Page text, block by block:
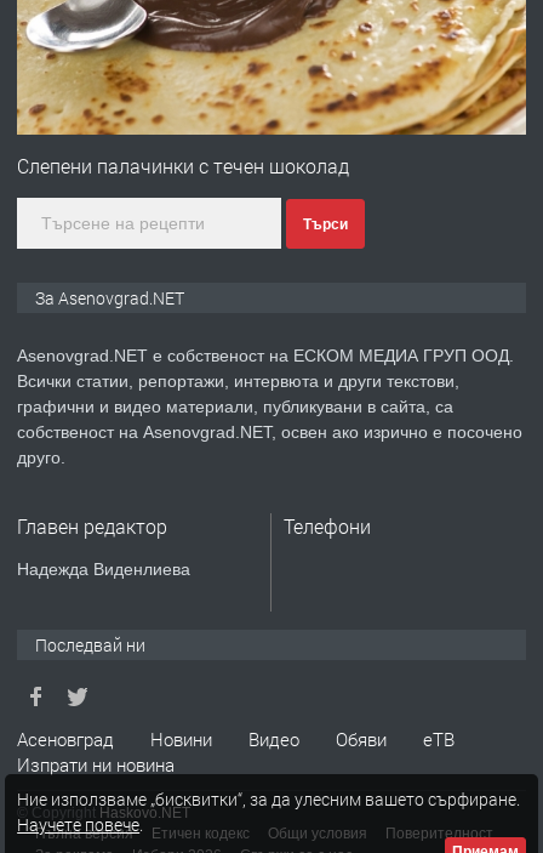
преди 1 година
ПРЕДЛАГА Дава под наем Асеновград
преди 2 години
ПРЕДЛАГА ремонт на покриви
Висококачествени Целофанови
ПРЕДЛАГА Кутии с подаръци
Слепени палачинки с течен шоколад
Търси
За Asenovgrad.NET
Asenovgrad.NET е собственост на ЕСКОМ МЕДИА ГРУП ООД.
Всички статии, репортажи, интервюта и други текстови,
графични и видео материали, публикувани в сайта, са
собственост на Asenovgrad.NET, освен ако изрично е посочено
друго.
Главен редактор
Надежда Виденлиева
Телефони
Последвай ни
Асеновград Новини Видео Обяви
еТВ
Изпрати ни новина
© Copyright Haskovo.NET
Пълна версия
Етичен кодекс Общи условия
Поверителност
Ние използваме „бисквитки“, за да улесним вашето сърфиране.
Научете повече.